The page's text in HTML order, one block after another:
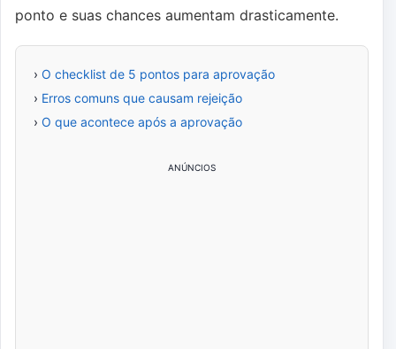
ponto e suas chances aumentam drasticamente.
› O checklist de 5 pontos para aprovação
› Erros comuns que causam rejeição
› O que acontece após a aprovação
ANÚNCIOS